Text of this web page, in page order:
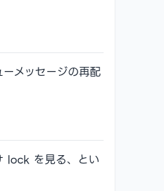
メッセージの再配
lock を見る、とい